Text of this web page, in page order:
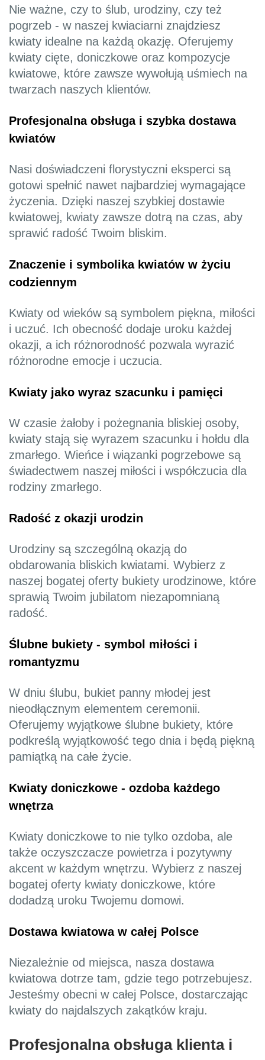
Nie ważne, czy to ślub, urodziny, czy też
pogrzeb - w naszej kwiaciarni znajdziesz
kwiaty idealne na każdą okazję. Oferujemy
kwiaty cięte, doniczkowe oraz kompozycje
kwiatowe, które zawsze wywołują uśmiech na
twarzach naszych klientów.
Profesjonalna obsługa i szybka dostawa
kwiatów
Nasi doświadczeni florystyczni eksperci są
gotowi spełnić nawet najbardziej wymagające
życzenia. Dzięki naszej szybkiej dostawie
kwiatowej, kwiaty zawsze dotrą na czas, aby
sprawić radość Twoim bliskim.
Znaczenie i symbolika kwiatów w życiu
codziennym
Kwiaty od wieków są symbolem piękna, miłości
i uczuć. Ich obecność dodaje uroku każdej
okazji, a ich różnorodność pozwala wyrazić
różnorodne emocje i uczucia.
Kwiaty jako wyraz szacunku i pamięci
W czasie żałoby i pożegnania bliskiej osoby,
kwiaty stają się wyrazem szacunku i hołdu dla
zmarłego. Wieńce i wiązanki pogrzebowe są
świadectwem naszej miłości i współczucia dla
rodziny zmarłego.
Radość z okazji urodzin
Urodziny są szczególną okazją do
obdarowania bliskich kwiatami. Wybierz z
naszej bogatej oferty bukiety urodzinowe, które
sprawią Twoim jubilatom niezapomnianą
radość.
Ślubne bukiety - symbol miłości i
romantyzmu
W dniu ślubu, bukiet panny młodej jest
nieodłącznym elementem ceremonii.
Oferujemy wyjątkowe ślubne bukiety, które
podkreślą wyjątkowość tego dnia i będą piękną
pamiątką na całe życie.
Kwiaty doniczkowe - ozdoba każdego
wnętrza
Kwiaty doniczkowe to nie tylko ozdoba, ale
także oczyszczacze powietrza i pozytywny
akcent w każdym wnętrzu. Wybierz z naszej
bogatej oferty kwiaty doniczkowe, które
dodadzą uroku Twojemu domowi.
Dostawa kwiatowa w całej Polsce
Niezależnie od miejsca, nasza dostawa
kwiatowa dotrze tam, gdzie tego potrzebujesz.
Jesteśmy obecni w całej Polsce, dostarczając
kwiaty do najdalszych zakątków kraju.
Profesjonalna obsługa klienta i